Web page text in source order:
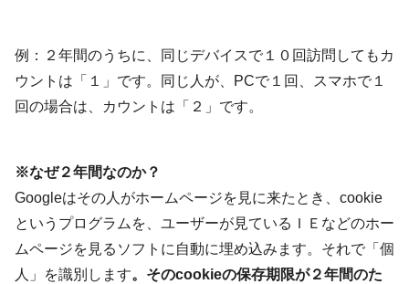
例：２年間のうちに、同じデバイスで１０回訪問してもカ
ウントは「１」です。同じ人が、PCで１回、スマホで１
回の場合は、カウントは「２」です。
※なぜ２年間なのか？
Googleはその人がホームページを見に来たとき、cookie
というプログラムを、ユーザーが見ているＩＥなどのホー
ムページを見るソフトに自動に埋め込みます。それで「個
人」を識別します。そのcookieの保存期限が２年間のた